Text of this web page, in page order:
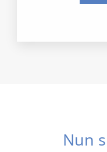
Nun